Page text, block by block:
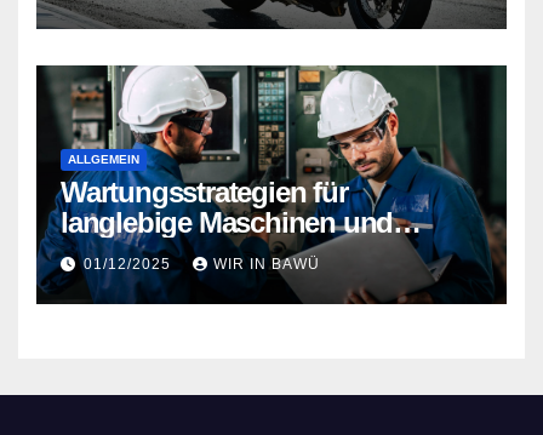
ALLGEMEIN
Wartungsstrategien für
langlebige Maschinen und
Anlagen
01/12/2025 WIR IN BAWÜ